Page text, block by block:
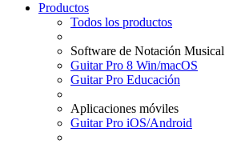
Productos
Todos los productos
Software de Notación Musical
Guitar Pro 8 Win/macOS
Guitar Pro Educación
Aplicaciones móviles
Guitar Pro iOS/Android